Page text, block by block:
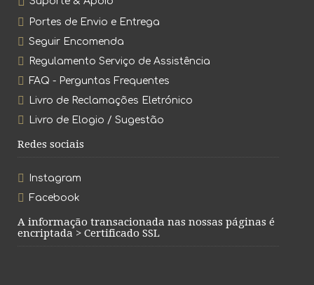
Portes de Envio e Entrega
Seguir Encomenda
Regulamento Serviço de Assistência
FAQ - Perguntas Frequentes
Livro de Reclamações Eletrónico
Livro de Elogio / Sugestão
Redes sociais
Instagram
Facebook
A informação transacionada nas nossas páginas é
encriptada > Certificado SSL